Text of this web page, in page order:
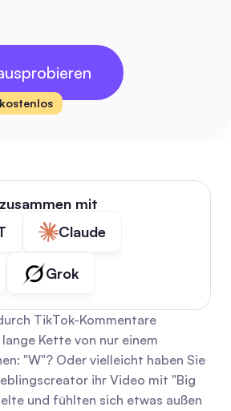
mit
Claude
Grok
TikTok-Kommentare
Kette von nur einem
"W"? Oder vielleicht haben Sie
ihr Video mit "Big
und fühlten sich etwas außen